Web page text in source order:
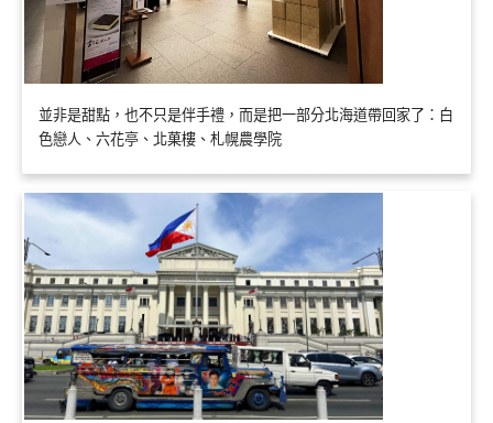
並非是甜點，也不只是伴手禮，而是把一部分北海道帶回家了：白
色戀人、六花亭、北菓樓、札幌農學院